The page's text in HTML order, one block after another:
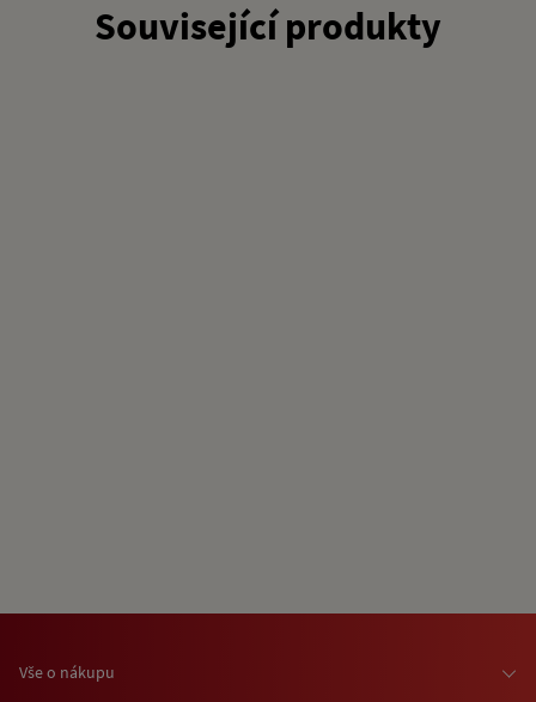
Související produkty
Vše o nákupu